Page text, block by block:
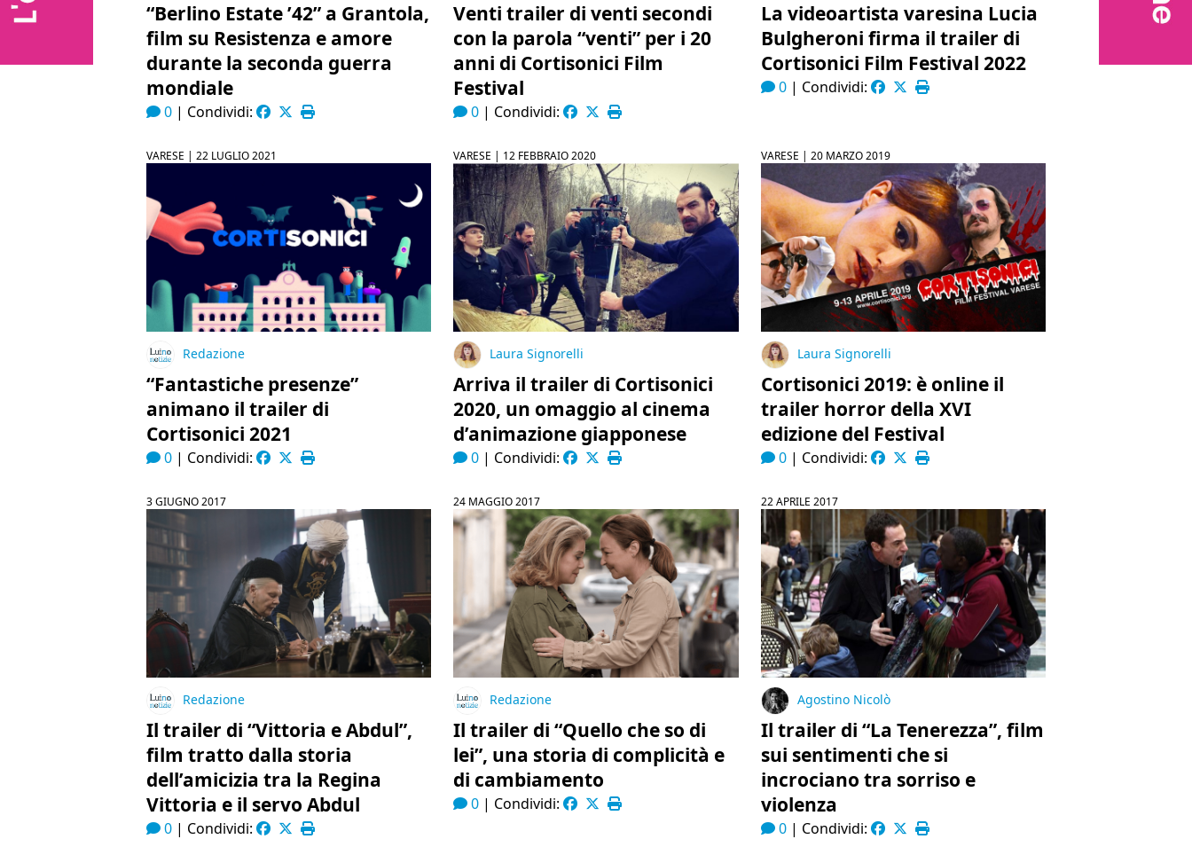
“Berlino Estate ’42” a Grantola,
film su Resistenza e amore
durante la seconda guerra
mondiale
0| Condividi:
Venti trailer di venti secondi
con la parola “venti” per i 20
anni di Cortisonici Film
Festival
0 | Condividi:
La videoartista varesina Lucia
Bulgheroni firma il trailer di
Cortisonici Film Festival 2022
0| Condividi:
VARESE | 22 LUGLIO 2021
Redazione
“Fantastiche presenze”
animano il trailer di
Cortisonici 2021
0| Condividi:
VARESE | 12 FEBBRAIO 2020
Laura Signorelli
Arriva il trailer di Cortisonici
2020, un omaggio al cinema
d’animazione giapponese
0 | Condividi:
VARESE | 20 MARZO 2019
Laura Signorelli
Cortisonici 2019: è online il
trailer horror della XVI
edizione del Festival
0| Condividi:
3 GIUGNO 2017
Redazione
Il trailer di “Vittoria e Abdul”,
film tratto dalla storia
dell’amicizia tra la Regina
Vittoria e il servo Abdul
0| Condividi:
24 MAGGIO 2017
Redazione
Il trailer di “Quello che so di
lei”, una storia di complicità e
di cambiamento
0 | Condividi:
22 APRILE 2017
Agostino Nicolò
Il trailer di “La Tenerezza”, film
sui sentimenti che si
incrociano tra sorriso e
violenza
0| Condividi: